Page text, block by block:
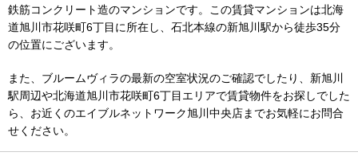
鉄筋コンクリート造のマンションです。この賃貸マンションは北海
道旭川市花咲町6丁目に所在し、石北本線の新旭川駅から徒歩35分
の位置にございます。
また、ブルームヴィラの最新の空室状況のご確認でしたり、新旭川
駅周辺や北海道旭川市花咲町6丁目エリアで賃貸物件をお探しでした
ら、お近くのエイブルネットワーク旭川中央店までお気軽にお問合
せください。